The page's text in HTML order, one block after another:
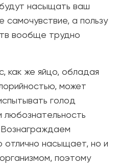
насыщать ваш
самочувствие, а пользу
вообще трудно
как же яйцо, обладая
может
голод
любознательность
Вознаграждаем
отлично насыщает, но и
поэтому